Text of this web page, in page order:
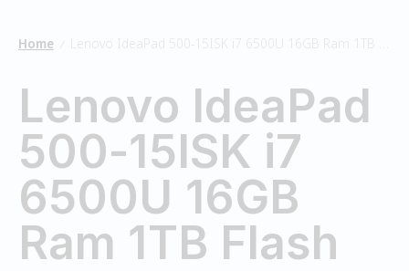
Home Lenovo IdeaPad 500-15ISK i7 6500U 16GB Ram 1TB Flash
Lenovo IdeaPad
500-15ISK i7
6500U 16GB
Ram 1TB Flash